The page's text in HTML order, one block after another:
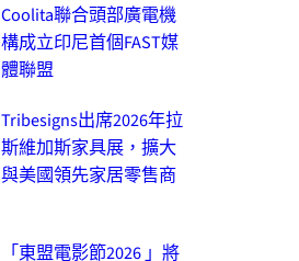
Coolita聯合頭部廣電機
構成立印尼首個FAST媒
體聯盟
Tribesigns出席2026年拉
斯維加斯家具展，擴大
與美國領先家居零售商
「東盟電影節2026 」將